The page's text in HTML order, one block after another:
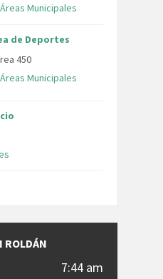
Áreas Municipales
de Deportes
450
Áreas Municipales
ROLDÁN
7:44 am